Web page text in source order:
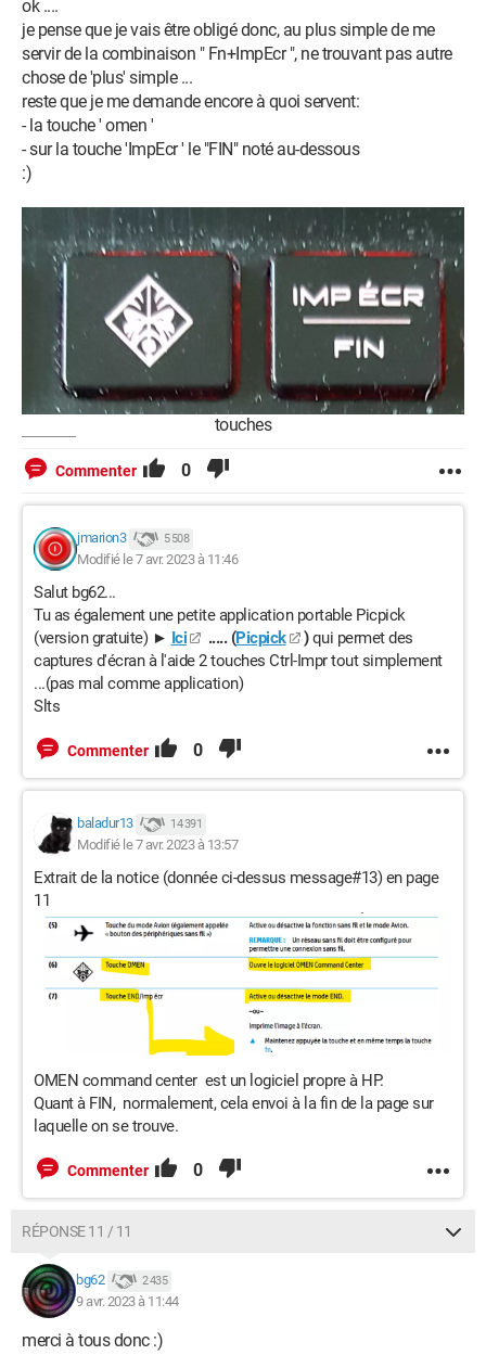
ok ....
je pense que je vais être obligé donc, au plus simple de me
servir de la combinaison " Fn+ImpEcr ", ne trouvant pas autre
chose de 'plus' simple ...
reste que je me demande encore à quoi servent:
- la touche ' omen '
- sur la touche 'ImpEcr ' le "FIN" noté au-dessous
:)
touches
Commenter 0
jmarion3 5 508
Modifié le 7 avr. 2023 à 11:46
Salut bg62...
Tu as également une petite application portable Picpick
(version gratuite) ► Ici ..... (Picpick )qui permet des
captures d'écran à l'aide 2 touches Ctrl-Impr tout simplement
...(pas mal comme application)
Slts
Commenter 0
baladur13 14 391
Modifié le 7 avr. 2023 à 13:57
Extrait de la notice (donnée ci-dessus message#13) en page
11
OMEN command center est un logiciel propre à HP.
Quant à FIN, normalement, cela envoi à la fin de la page sur
laquelle on se trouve.
Commenter 0
RÉPONSE 11 / 11
bg62 2 435
9 avr. 2023 à 11:44
merci à tous donc :)